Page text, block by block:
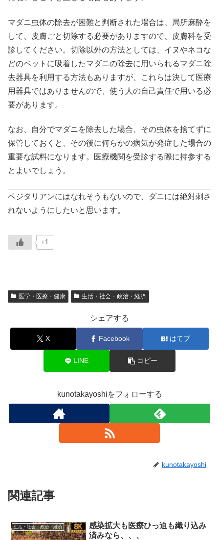
マダニ虫体の除去が困難と判断された場合は、局所麻酔を
して、皮膚ごと切除する必要がありますので、皮膚科を受
診してください。切除以外の方法としては、イヌやネコな
どのペットに吸着したマダニの除去に用いられるマダニ除
去器具を利用する方法もありますが、これらは決して医療
用器具ではありませんので、使う人の自己責任で用いる必
要があります。
なお、自分でマダニを除去した場合、その虫体を捨てずに
保管しておくと、その後に何らかの病気が発症した場合の
重要な試料になります。医療機関を受診する際に持参する
とよいでしょう。
ベジタリアンにはなれそうもないので、ダニには絶対刺さ
れないようにしたいと思います。
+1
医学・医療・健康 生活・社会・政治・経済
シェアする
X Facebook はてブ
LINE コピー
kunotakayoshiをフォローする
kunotakayoshi
関連記事
生活・社会・政治・経済
感染拡大も医療ひっ迫も織り込み
済みなら、、、